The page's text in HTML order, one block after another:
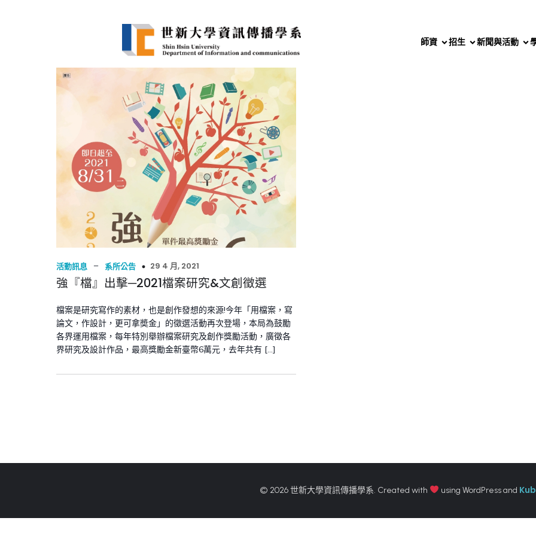
師資 招生 新聞與活動
活動訊息 – 系所公告 29 4 月, 2021
強『檔』出擊─2021檔案研究&文創徵選
檔案是研究寫作的素材，也是創作發想的來源!今年「用檔案，寫
論文，作設計，更可拿奬金」的徵選活動再次登場，本局為鼓勵
各界運用檔案，每年特別舉辦檔案研究及創作獎勵活動，廣徵各
界研究及設計作品，最高獎勵金新臺幣6萬元，去年共有 […]
© 2026 世新大學資訊傳播學系. Created with using WordPress and